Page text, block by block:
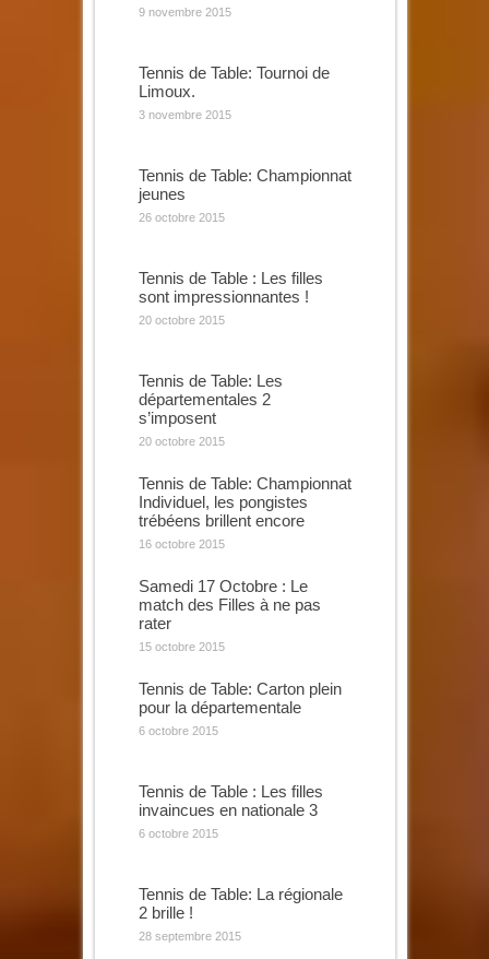
9 novembre 2015
Tennis de Table: Tournoi de
Limoux.
3 novembre 2015
Tennis de Table: Championnat
jeunes
26 octobre 2015
Tennis de Table : Les filles
sont impressionnantes !
20 octobre 2015
Tennis de Table: Les
départementales 2
s’imposent
20 octobre 2015
Tennis de Table: Championnat
Individuel, les pongistes
trébéens brillent encore
16 octobre 2015
Samedi 17 Octobre : Le
match des Filles à ne pas
rater
15 octobre 2015
Tennis de Table: Carton plein
pour la départementale
6 octobre 2015
Tennis de Table : Les filles
invaincues en nationale 3
6 octobre 2015
Tennis de Table: La régionale
2 brille !
28 septembre 2015